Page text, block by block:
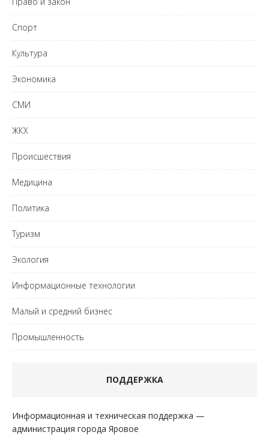
Спорт
Культура
Экономика
СМИ
ЖКХ
Происшествия
Медицина
Политика
Туризм
Экология
Информационные технологии
Малый и средний бизнес
Промышленность
ПОДДЕРЖКА
Информационная и техническая поддержка —
администрация города Яровое